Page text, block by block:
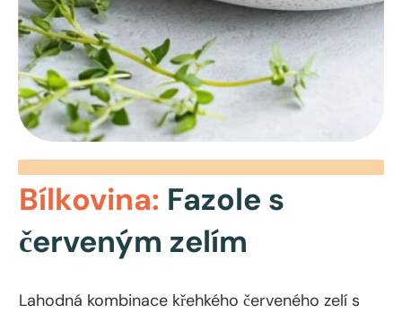
Bílkovina: Fazole s
červeným zelím
Lahodná kombinace křehkého červeného zelí s